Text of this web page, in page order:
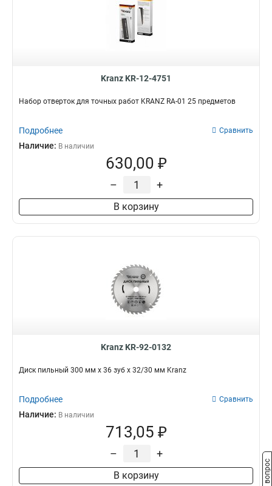
Kranz KR-12-4751
Набор отверток для точных работ KRANZ RA-01 25 предметов
Подробнее Сравнить
Наличие: В наличии
630,00 ₽
– +
В корзину
Kranz KR-92-0132
Диск пильный 300 мм х 36 зуб х 32/30 мм Kranz
Подробнее Сравнить
Наличие: В наличии
713,05 ₽
– +
В корзину